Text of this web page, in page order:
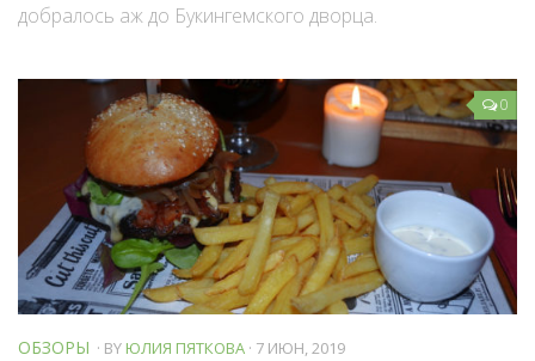
добралось аж до Букингемского дворца.
0
ОБЗОРЫ · BY ЮЛИЯ ПЯТКОВА · 7 ИЮН, 2019